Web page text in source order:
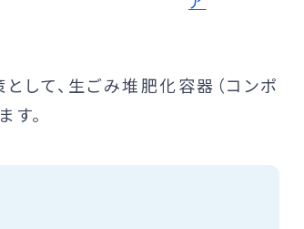
して、生ごみ堆肥化容器（コンポ
。